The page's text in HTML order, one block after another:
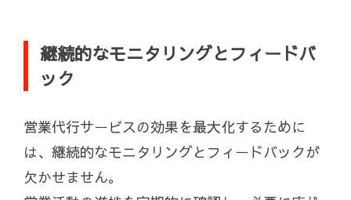
継続的なモニタリングとフィードバ
ック
営業代行サービスの効果を最大化するために
は、継続的なモニタリングとフィードバックが
欠かせません。